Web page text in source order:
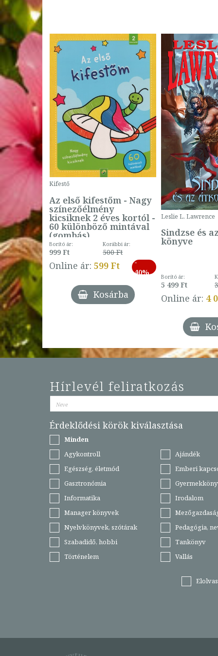
ár:
Ft
Ft
27%
Kifestő
Az első kifestőm - Nagy
színezőélmény
kicsiknek 2 éves kortól -
60 különböző mintával
(gombás)
Borító ár:
999 Ft
Korábbi ár:
500 Ft
Online ár: 599 Ft
-
40%
Kosárba
Leslie L. Lawrence
Sindzse és
könyve
Borító ár:
5 499 Ft
Online ár: 4
Hírlevél feliratkozás
Érdeklődési körök kiválasztása
Minden
Agykontroll
Ajándék
Egészség, életmód
Emberi
Gasztronómia
Informatika
Irodalom
Manager könyvek
Nyelvkönyvek, szótárak
Pedagógia,
Szabadidő, hobbi
Tankönyv
Történelem
Vallás